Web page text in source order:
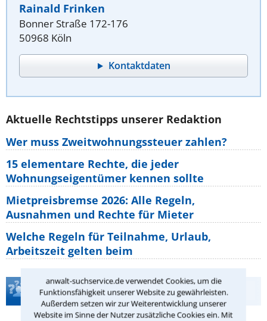
anwalt-suchservice.de verwendet Cookies, um die
Funktionsfähigkeit unserer Website zu gewährleisten.
Außerdem setzen wir zur Weiterentwicklung unserer
Website im Sinne der Nutzer zusätzliche Cookies ein. Mit
Rainald Frinken
Bonner Straße 172-176
50968 Köln
Kontaktdaten
Aktuelle Rechtstipps unserer Redaktion
Wer muss Zweitwohnungssteuer zahlen?
15 elementare Rechte, die jeder
Wohnungseigentümer kennen sollte
Mietpreisbremse 2026: Alle Regeln,
Ausnahmen und Rechte für Mieter
Welche Regeln für Teilnahme, Urlaub,
Arbeitszeit gelten beim
Teste Dein Rechtswissen